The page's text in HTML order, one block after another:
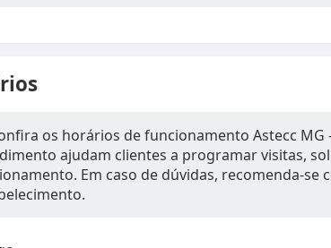
os horários de funcionamento Astecc
ajudam clientes a programar visitas,
Em caso de dúvidas, recomenda-